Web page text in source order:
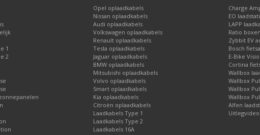
fase, 16A geschikt.
heeft een type 2 aansluiting aan autozijde en kan
type 2, 1 fase, 16A geschikt.
X5 eDrive
heeft een type 2 aansluiting aan autozijde en kan laden via 1
16A geschikt.
i8
heeft een type 2 aansluiting aan autozijde en kan laden via 1 fase met
geschikt.
740e eDrive
heeft een type 2 aansluiting aan autozijde en kan laden via 1
fase, 16A geschikt.
de BMW i3
i3 met 22kWh accu
heeft een type 2 aansluiting aan autozijde en kan
type 2, 1 fase, 32A geschikt.
1
2
Opel oplaadkabels
Nissan oplaadkabels
Audi oplaadkabels
Volkswagen oplaadkabels
Renault oplaadkabels
Tesla oplaadkabels
Jaguar oplaadkabels
BMW oplaadkabels
Mitsubishi oplaadkabels
Volvo oplaadkabels
Smart oplaadkabels
Kia oplaadkabels
Citroën oplaadkabels
Laadkabels Type 1
Laadkabels Type 2
Laadkabels 16A
Charge
EO
LAPP
Ratio
Zybbit EV
Bosch
E-Bike
Cortina
Wallbox
Wallbox
Wallbox
Wallbox
Alfen